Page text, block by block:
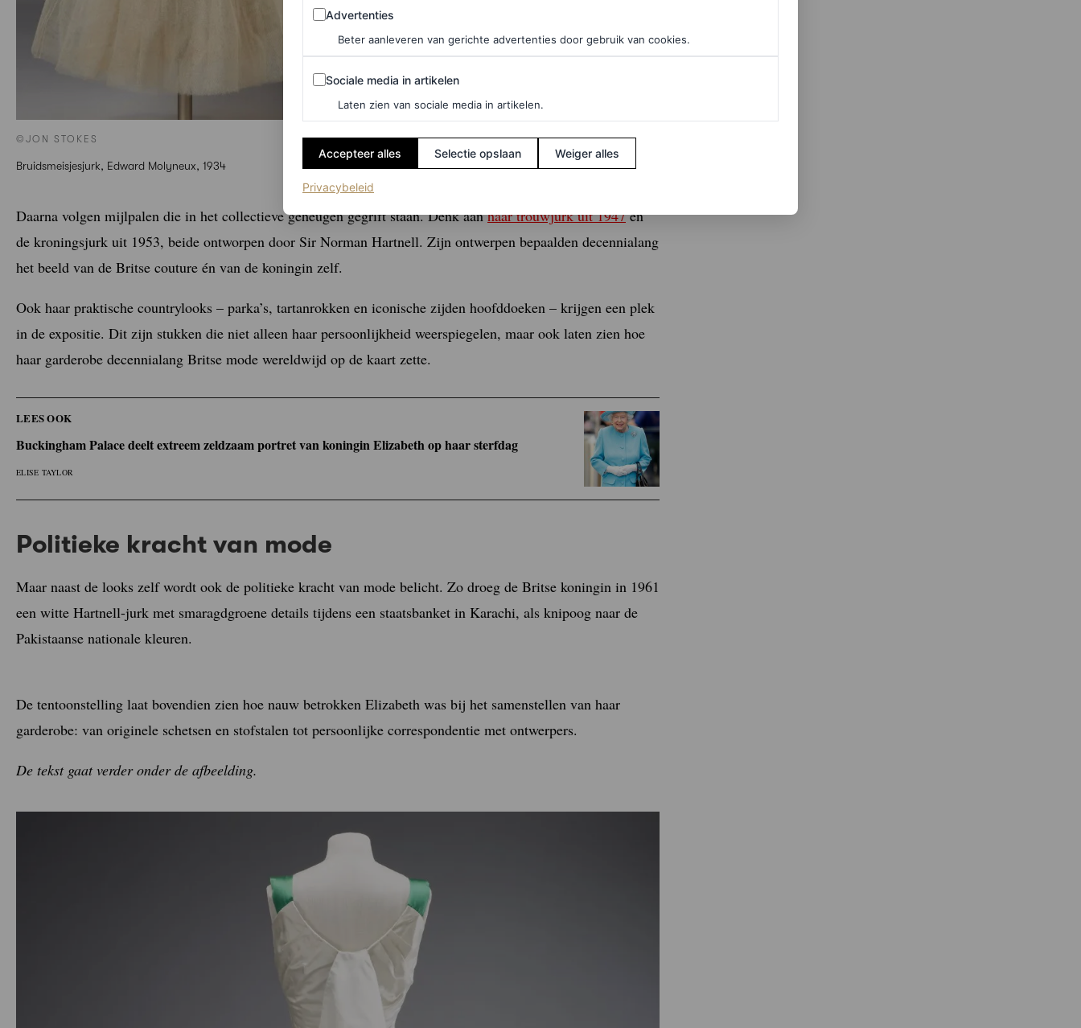
©JON STOKES
Bruidsmeisjesjurk, Edward Molyneux, 1934
Daarna volgen mijlpalen die in het collectieve geheugen gegrift staan. Denk aanhaar trouwjurk uit 1947en
de kroningsjurk uit 1953, beide ontworpen door Sir Norman Hartnell. Zijn ontwerpen bepaalden decennialang
het beeld van de Britse couture én van de koningin zelf.
Ook haar praktische countrylooks – parka’s, tartanrokken en iconische zijden hoofddoeken – krijgen een plek
in de expositie. Dit zijn stukken die niet alleen haar persoonlijkheid weerspiegelen, maar ook laten zien hoe
haar garderobe decennialang Britse mode wereldwijd op de kaart zette.
LEES OOK
Buckingham Palace deelt extreem zeldzaam portret van koningin Elizabeth op haar sterfdag
ELISE TAYLOR
Politieke kracht van mode
Maar naast de looks zelf wordt ook de politieke kracht van mode belicht. Zo droeg de Britse koningin in 1961
een witte Hartnell-jurk met smaragdgroene details tijdens een staatsbanket in Karachi, als knipoog naar de
Pakistaanse nationale kleuren.
De tentoonstelling laat bovendien zien hoe nauw betrokken Elizabeth was bij het samenstellen van haar
garderobe: van originele schetsen en stofstalen tot persoonlijke correspondentie met ontwerpers.
De tekst gaat verder onder de afbeelding.
Advertenties
Advertenties
Beter aanleveren van gerichte advertenties door gebruik van cookies.
Sociale media in artikelen
Sociale media in artikelen
Laten zien van sociale media in artikelen.
Accepteer alles Selectie opslaan Weiger alles
Privacybeleid